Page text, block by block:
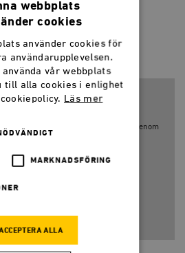
av tredjepartscookies för Youtube. Genom
du villkoren
Visa video
Gå till Youtube
webbplats
cookies
använder cookies för
användarupplevelsen.
använda vår webbplats
till alla cookies i enlighet
Läs mer
MARKNADSFÖRING
ALLA